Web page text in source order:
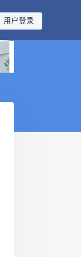
用户登录